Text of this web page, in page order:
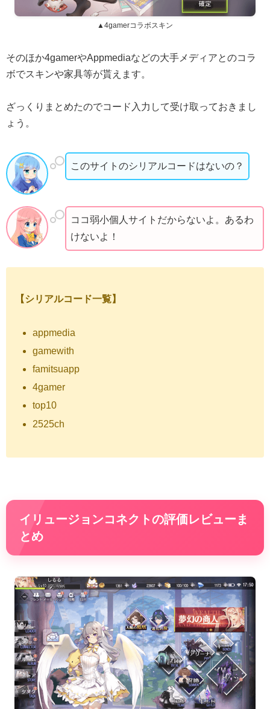
▲4gamerコラボスキン
そのほか4gamerやAppmediaなどの大手メディアとのコラ
ボでスキンや家具等が貰えます。
ざっくりまとめたのでコード入力して受け取っておきまし
ょう。
このサイトのシリアルコードはないの？
ココ弱小個人サイトだからないよ。あるわ
けないよ！
【シリアルコード一覧】
appmedia
gamewith
famitsuapp
4gamer
top10
2525ch
イリュージョンコネクトの評価レビューま
とめ